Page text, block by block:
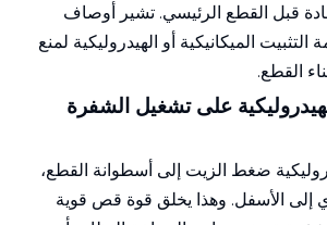
قبل القطع الرئيسي. تشير أوصاف
التثبيت الميكانيكية أو الهيدروليكية لمنع
القطع.
على تشغيل الشفرة
ضغط الزيت إلى أسطوانة القطع،
إلى الأسفل. وهذا يخلق قوة قص قوية